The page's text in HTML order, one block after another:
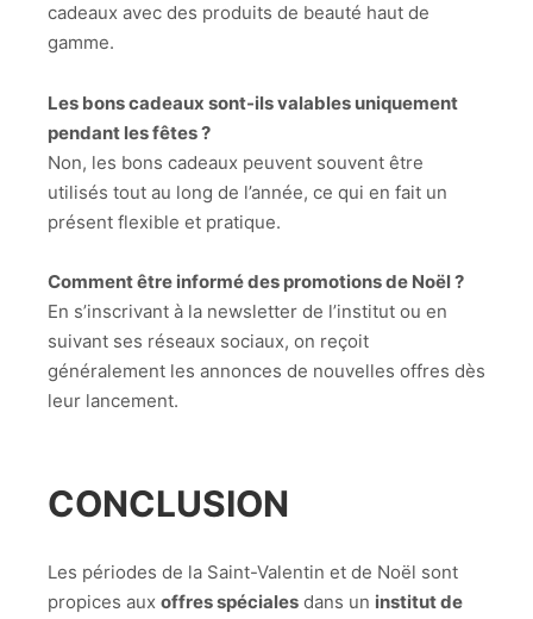
cadeaux avec des produits de beauté haut de
gamme.
Les bons cadeaux sont-ils valables uniquement
pendant les fêtes ?
Non, les bons cadeaux peuvent souvent être
utilisés tout au long de l’année, ce qui en fait un
présent flexible et pratique.
Comment être informé des promotions de Noël ?
En s’inscrivant à la newsletter de l’institut ou en
suivant ses réseaux sociaux, on reçoit
généralement les annonces de nouvelles offres dès
leur lancement.
CONCLUSION
Les périodes de la Saint-Valentin et de Noël sont
propices aux offres spéciales dans un institut de